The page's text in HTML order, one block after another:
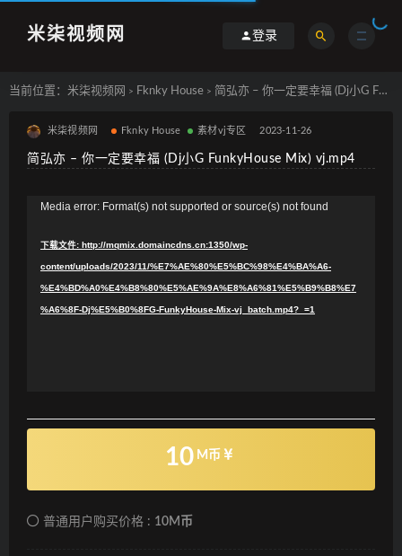
米柒视频网 登录
当前位置： 米柒视频网 > Fknky House > 简弘亦 – 你一定要幸福 (Dj小G FunkyHouse Mix) vj.mp4
米柒视频网 Fknky House 素材vj专区 2023-11-26
简弘亦 – 你一定要幸福 (Dj小G FunkyHouse Mix) vj.mp4
Media error: Format(s) not supported or source(s) not found
下载文件: http://mqmix.domaincdns.cn:1350/wp-
content/uploads/2023/11/%E7%AE%80%E5%BC%98%E4%BA%A6-
%E4%BD%A0%E4%B8%80%E5%AE%9A%E8%A6%81%E5%B9%B8%E7
%A6%8F-Dj%E5%B0%8FG-FunkyHouse-Mix-vj_batch.mp4?_=1
10 M币
普通用户购买价格 : 10M币